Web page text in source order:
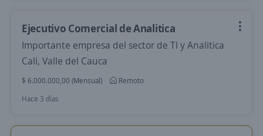
Ejecutivo Comercial de Analitica
Importante empresa del sector de TI y Analitica
Cali, Valle del Cauca
$ 6.000.000,00 (Mensual)
Remoto
Hace 3 días